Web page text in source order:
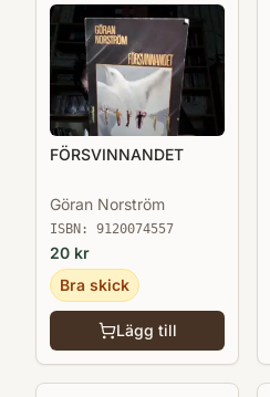
FÖRSVINNANDET
Göran Norström
ISBN: 9120074557
20 kr
Bra skick
Lägg till